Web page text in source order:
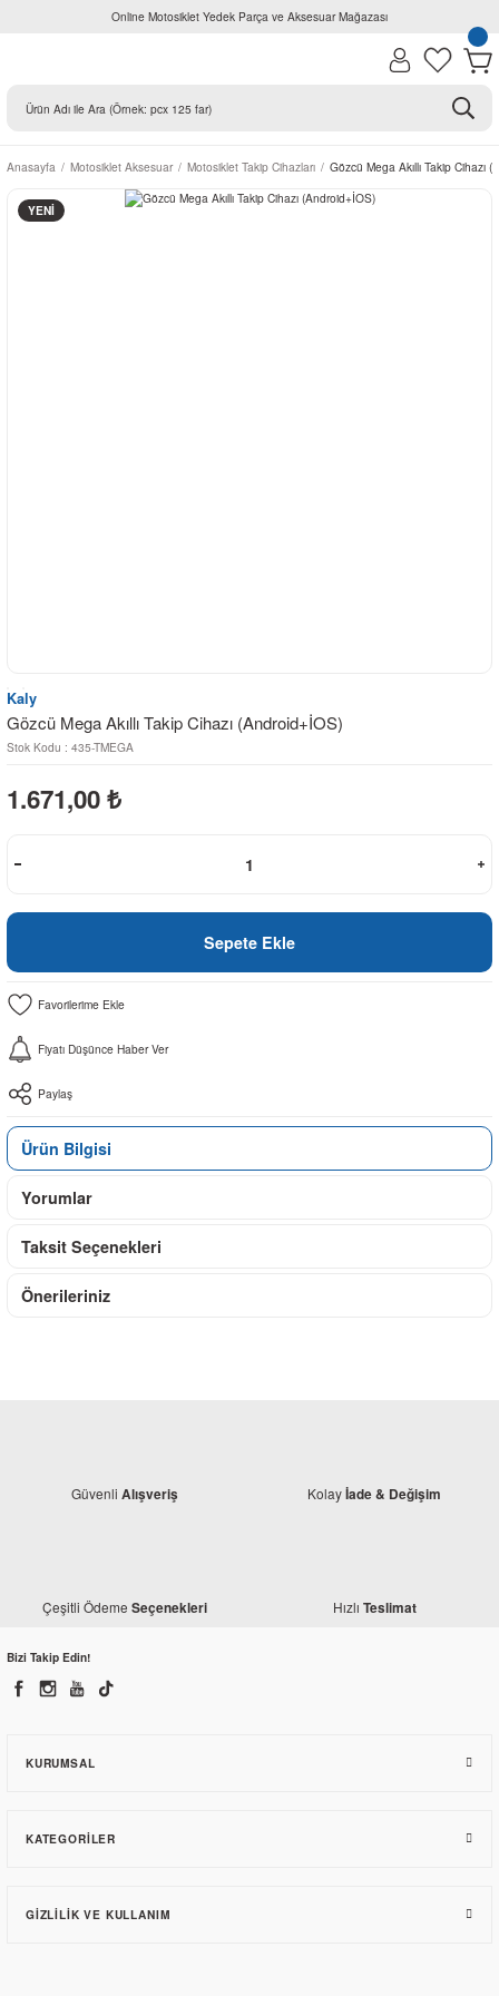
Online Motosiklet Yedek Parça ve Aksesuar Mağazası
Anasayfa Motosiklet Aksesuar Motosiklet Takip Cihazları Gözcü Mega Akıllı Takip Cihazı
YENİ
Kaly
Gözcü Mega Akıllı Takip Cihazı (Android+İOS)
Stok Kodu : 435-TMEGA
1.671,00 ₺
Sepete Ekle
Fiyatı Düşünce Haber Ver
Paylaş
Ürün Bilgisi
Yorumlar
Taksit Seçenekleri
Önerileriniz
Güvenli Alışveriş Kolayİade & Değişim
Çeşitli Ödeme Seçenekleri Hızlı Teslimat
Bizi Takip Edin!
KURUMSAL
KATEGORILER
GIZLILIK VE KULLANIM